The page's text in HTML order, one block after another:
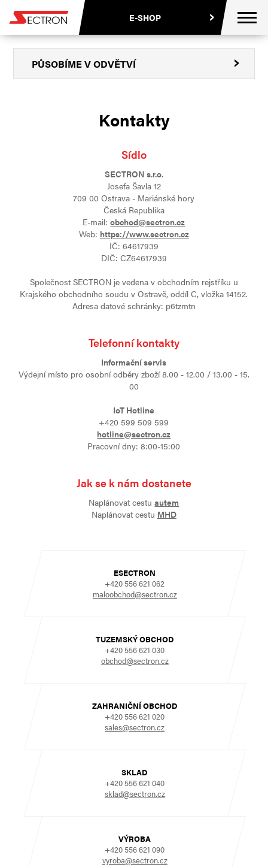
PŮSOBÍMEV ODVĚTVÍ
Kontakty
Sídlo
SECTRON s.r.o.
Josefa Šavla 12
709 00 Ostrava - Mariánské hory
Česká Republika
E-mail:obchod@sectron.cz
Web: https://www.sectron.cz
IČ: 64617939
DIČ: CZ64617939
Společnost SECTRON je vedena v obchodním rejstříku u
Krajského obchodního soudu v Ostravě, oddíl C, vložka 14152.
Adresa datové schránky: p6tzmtn
Telefonní kontakty
Informační servis
Výdejní místo pro osobní odběry zboží 8.00 - 12.00 / 13.00 - 15.
00
IoT Hotline
+420 599 509 599
hotline@sectron.cz
Pracovní dny: 8:00-15:00
Jak se k nám dostanete
Naplánovat cestuautem
Naplánovat cestu MHD
ESECTRON
+420 556 621 062
maloobchod@sectron.cz
TUZEMSKÝ OBCHOD
+420 556 621 030
obchod@sectron.cz
ZAHRANIČNÍ OBCHOD
+420 556 621 020
sales@sectron.cz
SKLAD
+420 556 621 040
sklad@sectron.cz
VÝROBA
+420 556 621 090
vyroba@sectron.cz
E-SHOP
CZ EN PL